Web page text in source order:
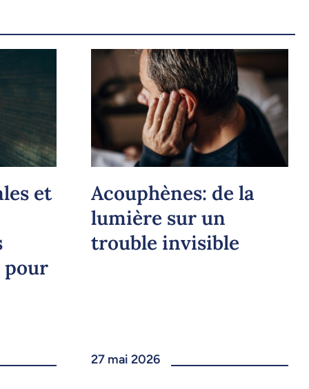
et
pour
Acouphènes: de la
lumière sur un
trouble invisible
27 mai 2026